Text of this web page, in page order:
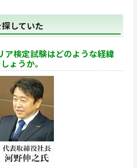
していた
ア検定試験はどのような経緯
ょうか。